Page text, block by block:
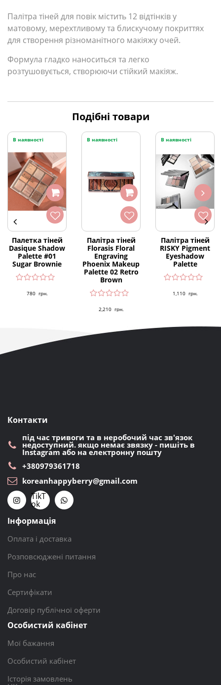
Палітра тіней для повік містить 12 відтінків у
матовому, мерехтливому та блискучому покриттях
для створення різноманітного макіяжу очей.
Формула гладко наноситься та легко
розтушовується, створюючи стійкий макіяж.
Подібні товари
В наявності
Палетка тіней
Dasique Shadow
Palette #01
Sugar Brownie
780 грн.
В наявності
Палітра тіней
Florasis Floral
Engraving
Phoenix Makeup
Palette 02 Retro
Brown
2,210 грн.
В наявності
Палітра тіней
RISKY Pigment
Eyeshadow
Palette
1,110 грн.
Контакти
під час тривоги та в неробочий час зв'язок
недоступний. якщо немає звязку - пишіть в
Instagram або на електронну пошту
+380979361718
koreanhappyberry@gmail.com
TikT
ok
Інформація
Оплата і доставка
Розповсюджені питання
Про нас
Сертифікати
Договір публічної оферти
Особистий кабінет
Мої бажання
Особистий кабінет
Історія замовлень